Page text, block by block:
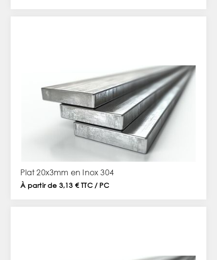
Plat 20x3mm en Inox 304
À partir de 3,13 € TTC / PC